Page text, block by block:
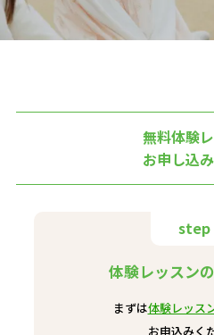
無料体験
お申し込
step
体験レッスン
まずは体験レッス
お申込みく